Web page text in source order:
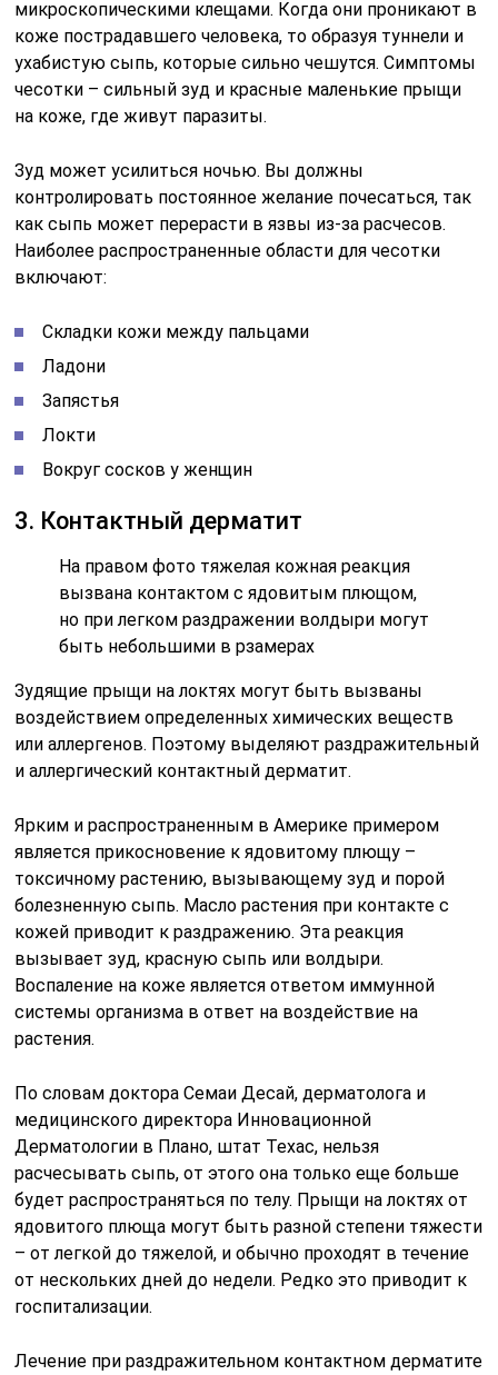
микроскопическими клещами. Когда они проникают в
коже пострадавшего человека, то образуя туннели и
ухабистую сыпь, которые сильно чешутся. Симптомы
чесотки – сильный зуд и красные маленькие прыщи
на коже, где живут паразиты.
Зуд может усилиться ночью. Вы должны
контролировать постоянное желание почесаться, так
как сыпь может перерасти в язвы из-за расчесов.
Наиболее распространенные области для чесотки
включают:
Складки кожи между пальцами
Ладони
Запястья
Локти
Вокруг сосков у женщин
3. Контактный дерматит
На правом фото тяжелая кожная реакция
вызвана контактом с ядовитым плющом,
но при легком раздражении волдыри могут
быть небольшими в рзамерах
Зудящие прыщи на локтях могут быть вызваны
воздействием определенных химических веществ
или аллергенов. Поэтому выделяют раздражительный
и аллергический контактный дерматит.
Ярким и распространенным в Америке примером
является прикосновение к ядовитому плющу –
токсичному растению, вызывающему зуд и порой
болезненную сыпь. Масло растения при контакте с
кожей приводит к раздражению. Эта реакция
вызывает зуд, красную сыпь или волдыри.
Воспаление на коже является ответом иммунной
системы организма в ответ на воздействие на
растения.
По словам доктора Семаи Десай, дерматолога и
медицинского директора Инновационной
Дерматологии в Плано, штат Техас, нельзя
расчесывать сыпь, от этого она только еще больше
будет распространяться по телу. Прыщи на локтях от
ядовитого плюща могут быть разной степени тяжести
– от легкой до тяжелой, и обычно проходят в течение
от нескольких дней до недели. Редко это приводит к
госпитализации.
Лечение при раздражительном контактном дерматите